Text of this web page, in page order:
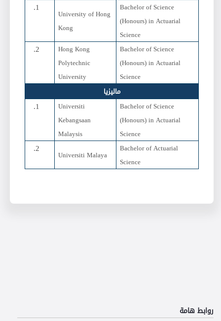
Bachelor of Science
(Honours) in Actuarial
Science
University of Hong
Kong
Bachelor of Science
(Honours) in Actuarial
Science
Hong Kong
Polytechnic
University
ماليزيا
Bachelor of Science
(Honours) in Actuarial
Science
Universiti
Kebangsaan
Malaysis
Bachelor of Actuarial
Science
Universiti Malaya
روابط هامة